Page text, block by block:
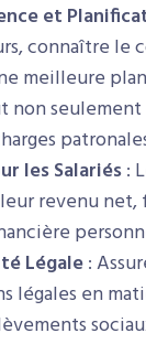
et
connaître le
meilleure
non
les Salariés:
revenu
Légale:
légales en